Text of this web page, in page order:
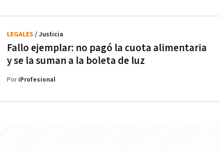
Fallo ejemplar: no pagó la cuota alimentaria
y se la suman a la boleta de luz
LEGALES / Justicia
PoriProfesional